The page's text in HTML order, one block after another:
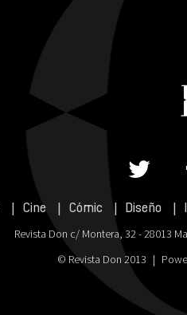
Cine Cómic Diseño
Revista Don c/ Montera, 32 - 28013
© Revista Don 2013 |